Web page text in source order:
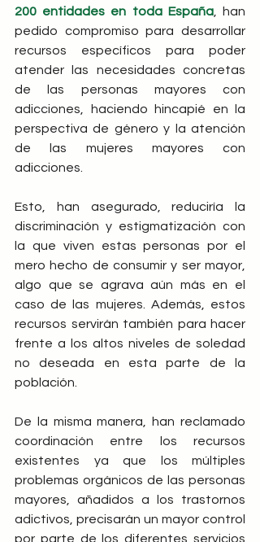
200 entidades en toda España, han
pedido compromiso para desarrollar
recursos específicos para poder
atender las necesidades concretas
de las personas mayores con
adicciones, haciendo hincapié en la
perspectiva de género y la atención
de las mujeres mayores con
adicciones.
Esto, han asegurado, reduciría la
discriminación y estigmatización con
la que viven estas personas por el
mero hecho de consumir y ser mayor,
algo que se agrava aún más en el
caso de las mujeres. Además, estos
recursos servirán también para hacer
frente a los altos niveles de soledad
no deseada en esta parte de la
población.
De la misma manera, han reclamado
coordinación entre los recursos
existentes ya que los múltiples
problemas orgánicos de las personas
mayores, añadidos a los trastornos
adictivos, precisarán un mayor control
por parte de los diferentes servicios